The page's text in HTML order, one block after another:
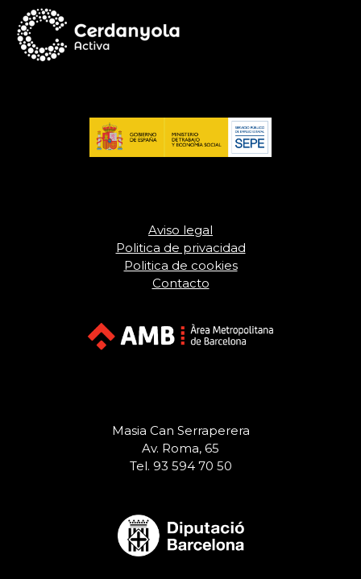
Aviso legal
Politica de privacidad
Politica de cookies
Contacto
Masia Can Serraperera
Av. Roma, 65
Tel. 93 594 70 50